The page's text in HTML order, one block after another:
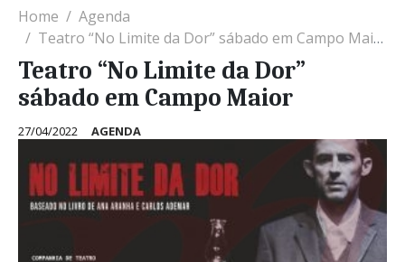
Home
Agenda
Teatro “No Limite da Dor” sábado em Campo Maior
Teatro “No Limite da Dor”
sábado em Campo Maior
27/04/2022 AGENDA